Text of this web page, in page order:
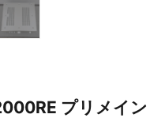
プリメイン